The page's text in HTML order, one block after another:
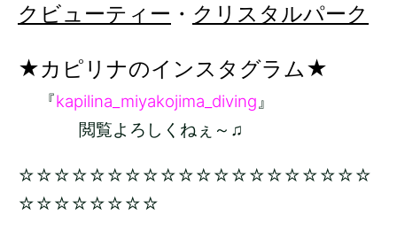
クビューティー ・ クリスタルパーク
★カピリナのインスタグラム★
『kapilina_miyakojima_diving』
閲覧よろしくねぇ～♫
☆☆☆☆☆☆☆☆☆☆☆☆☆☆☆☆☆☆☆☆
☆☆☆☆☆☆☆☆